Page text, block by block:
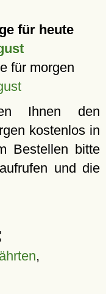
für heute
für morgen
Ihnen den
kostenlos in
Bestellen bitte
aufrufen und die
,